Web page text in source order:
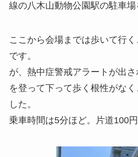
線の八木山動物公園駅の駐車場
ここから会場までは歩いて行
です。
が、熱中症警戒アラートが出
を登って下って歩く根性がな
した。
乗車時間は5分ほど。片道100円